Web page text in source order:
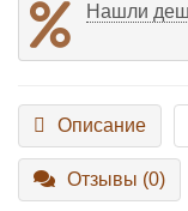
Нашли
Описание
Отзывы (0)